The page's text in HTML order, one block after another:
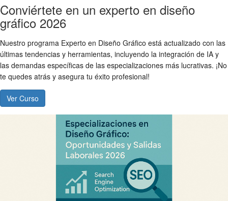
Conviértete en un experto en diseño
gráfico 2026
Nuestro programa Experto en Diseño Gráfico está actualizado con las
últimas tendencias y herramientas, incluyendo la integración de IA y
las demandas específicas de las especializaciones más lucrativas. ¡No
te quedes atrás y asegura tu éxito profesional!
Ver Curso